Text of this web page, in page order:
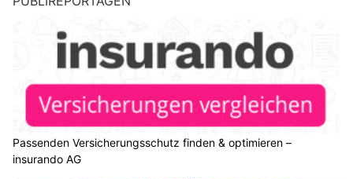
Passenden Versicherungsschutz finden & optimieren –
insurando AG